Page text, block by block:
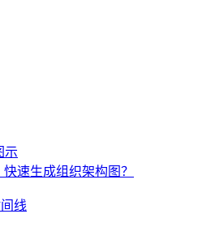
速生成组织架构图？
线